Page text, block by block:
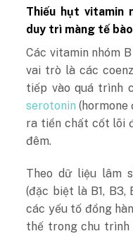
Thiếu hụt vitamin
duy trì màng tế
Các vitamin nhóm
vai trò là các
tiếp vào quá trình
serotonin (hormone
ra tiền chất cốt lõi
đêm.
Theo dữ liệu lâm
(đặc biệt là B1, B3,
các yếu tố đồng
thế trong chu trình